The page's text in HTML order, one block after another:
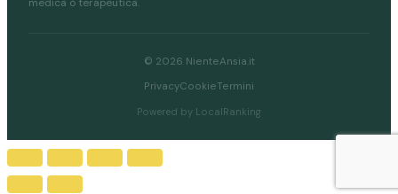
medica o terapeutica.
© 2026 NienteAnsia.it
PrivacyCookieTermini
Powered by LocalRanking